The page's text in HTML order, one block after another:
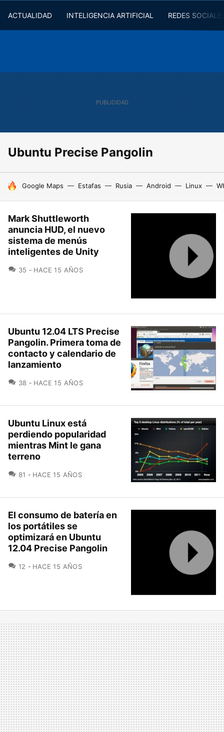
ACTUALIDAD INTELIGENCIA ARTIFICIAL REDES
Ubuntu Precise Pangolin
HOY SE HABLA DE
Google Maps Estafas Rusia Android Linux
Mark Shuttleworth
anuncia HUD, el nuevo
sistema de menús
inteligentes de Unity
35 COMENTARIOS
HACE 15 AÑOS
Ubuntu 12.04 LTS Precise
Pangolin. Primera toma de
contacto y calendario de
lanzamiento
38 COMENTARIOS
HACE 15 AÑOS
Ubuntu Linux está
perdiendo popularidad
mientras Mint le gana
terreno
81 COMENTARIOS
HACE 15 AÑOS
El consumo de batería en
los portátiles se
optimizará en Ubuntu
12.04 Precise Pangolin
12 COMENTARIOS
HACE 15 AÑOS